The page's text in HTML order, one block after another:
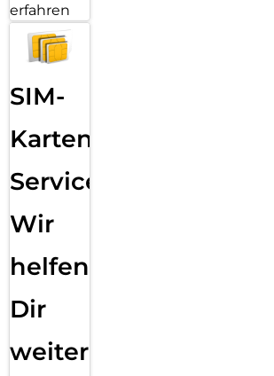
erfahren
SIM-
Karten
Service:
Wir
helfen
Dir
weiter